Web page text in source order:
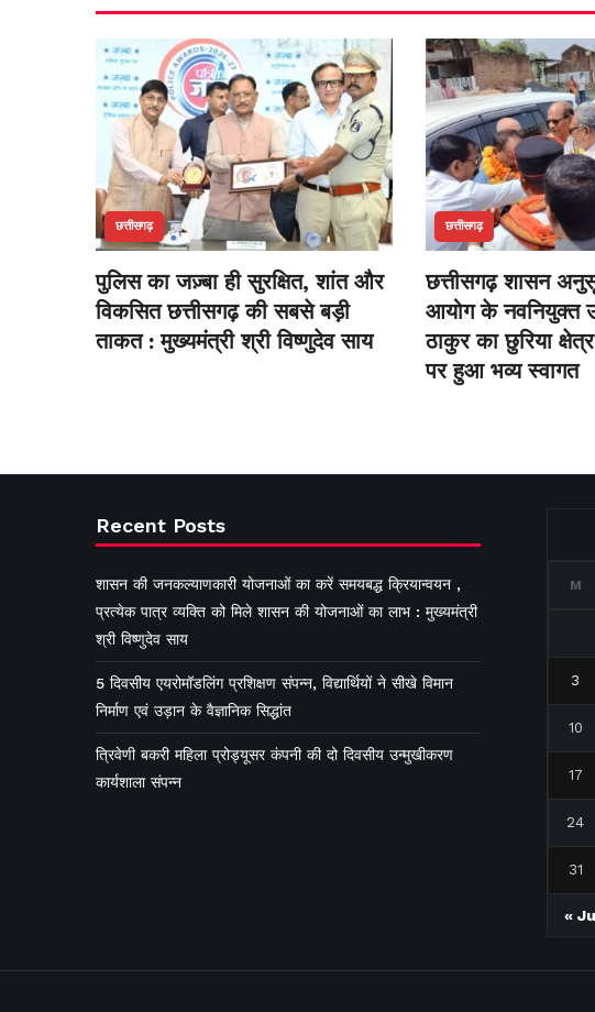
छत्तीसगढ़
पुलिस का जज़्बा ही सुरक्षित, शांत और
विकसित छत्तीसगढ़ की सबसे बड़ी
ताकत : मुख्यमंत्री श्री विष्णुदेव साय
छत्तीसगढ़
छत्तीसगढ़ शासन
आयोग के नवनियुक्त
ठाकुर का छुरिया
पर हुआ भव्य स्वागत
Recent Posts
शासन की जनकल्याणकारी योजनाओं का करें समयबद्ध क्रियान्वयन ,
प्रत्येक पात्र व्यक्ति को मिले शासन की योजनाओं का लाभ : मुख्यमंत्री
श्री विष्णुदेव साय
5 दिवसीय एयरोमॉडलिंग प्रशिक्षण संपन्न, विद्यार्थियों ने सीखे विमान
निर्माण एवं उड़ान के वैज्ञानिक सिद्धांत
त्रिवेणी बकरी महिला प्रोड्यूसर कंपनी की दो दिवसीय उन्मुखीकरण
कार्यशाला संपन्न
M
3
10
17
24
31
«